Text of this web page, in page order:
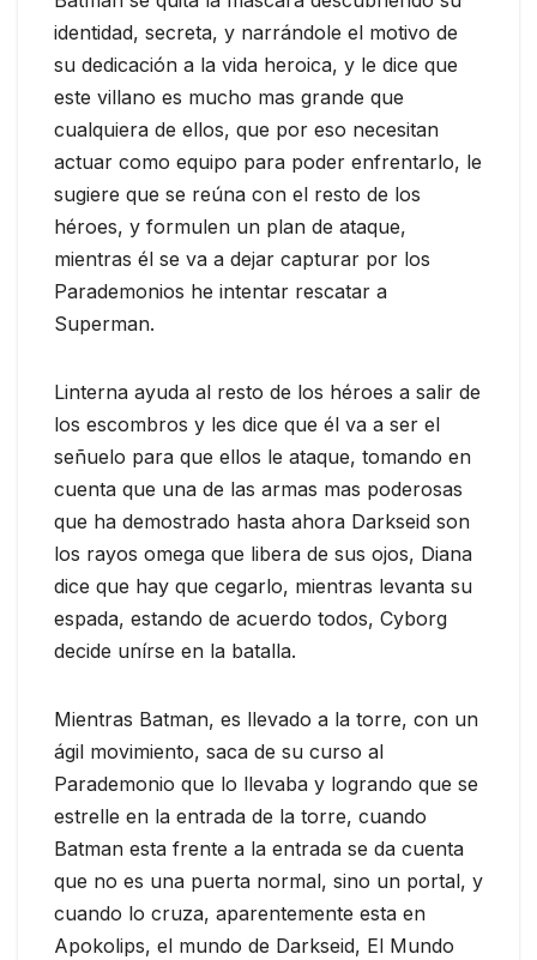
identidad, secreta, y narrándole el motivo de
su dedicación a la vida heroica, y le dice que
este villano es mucho mas grande que
cualquiera de ellos, que por eso necesitan
actuar como equipo para poder enfrentarlo, le
sugiere que se reúna con el resto de los
héroes, y formulen un plan de ataque,
mientras él se va a dejar capturar por los
Parademonios he intentar rescatar a
Superman.
Linterna ayuda al resto de los héroes a salir de
los escombros y les dice que él va a ser el
señuelo para que ellos le ataque, tomando en
cuenta que una de las armas mas poderosas
que ha demostrado hasta ahora Darkseid son
los rayos omega que libera de sus ojos, Diana
dice que hay que cegarlo, mientras levanta su
espada, estando de acuerdo todos, Cyborg
decide unírse en la batalla.
Mientras Batman, es llevado a la torre, con un
ágil movimiento, saca de su curso al
Parademonio que lo llevaba y logrando que se
estrelle en la entrada de la torre, cuando
Batman esta frente a la entrada se da cuenta
que no es una puerta normal, sino un portal, y
cuando lo cruza, aparentemente esta en
Apokolips, el mundo de Darkseid, El Mundo